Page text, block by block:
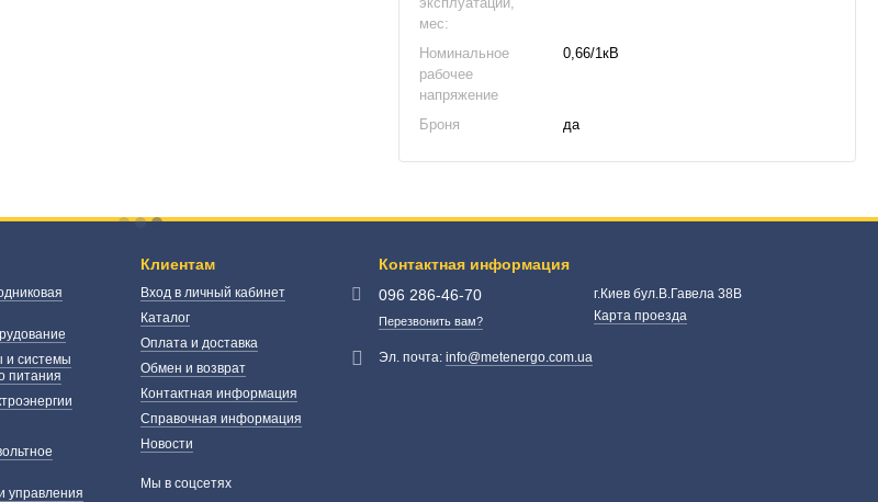
мес:
Номинальное
рабочее
напряжение
0,66/1кВ
Броня да
и системы
питания
управления
Клиентам
Вход в личный кабинет
Каталог
Оплата и доставка
Обмен и возврат
Контактная информация
Справочная информация
Новости
Мы в соцсетях
Контактная информация
096 286-46-70
Перезвонить вам?
г.Киев бул.В.Гавела 38В
Карта проезда
Эл. почта:info@metenergo.com.ua